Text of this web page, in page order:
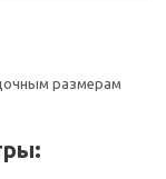
размерам